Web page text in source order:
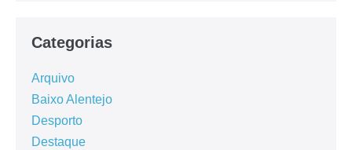
Categorias
Arquivo
Baixo Alentejo
Desporto
Destaque